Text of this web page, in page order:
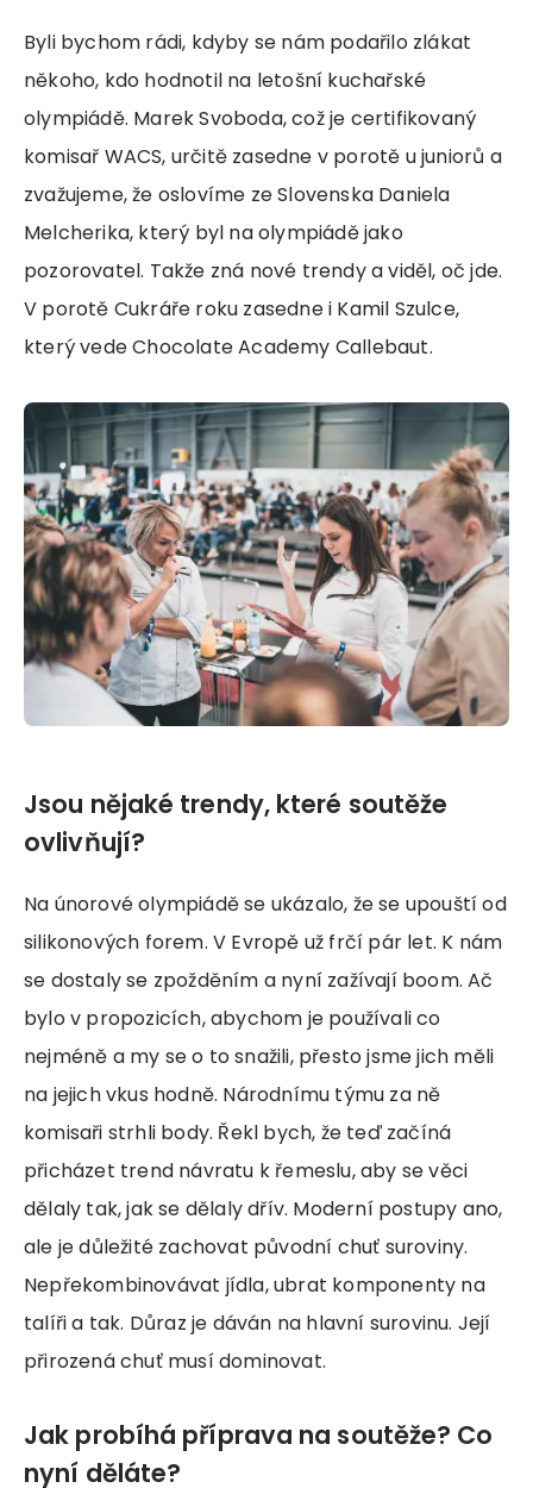
Byli bychom rádi, kdyby se nám podařilo zlákat
někoho, kdo hodnotil na letošní kuchařské
olympiádě. Marek Svoboda, což je certifikovaný
komisař WACS, určitě zasedne v porotě u juniorů a
zvažujeme, že oslovíme ze Slovenska Daniela
Melcherika, který byl na olympiádě jako
pozorovatel. Takže zná nové trendy a viděl, oč jde.
V porotě Cukráře roku zasedne i Kamil Szulce,
který vede Chocolate Academy Callebaut.
Jsou nějaké trendy, které soutěže
ovlivňují?
Na únorové olympiádě se ukázalo, že se upouští od
silikonových forem. V Evropě už frčí pár let. K nám
se dostaly se zpožděním a nyní zažívají boom. Ač
bylo v propozicích, abychom je používali co
nejméně a my se o to snažili, přesto jsme jich měli
na jejich vkus hodně. Národnímu týmu za ně
komisaři strhli body. Řekl bych, že teď začíná
přicházet trend návratu k řemeslu, aby se věci
dělaly tak, jak se dělaly dřív. Moderní postupy ano,
ale je důležité zachovat původní chuť suroviny.
Nepřekombinovávat jídla, ubrat komponenty na
talíři a tak. Důraz je dáván na hlavní surovinu. Její
přirozená chuť musí dominovat.
Jak probíhá příprava na soutěže? Co
nyní děláte?